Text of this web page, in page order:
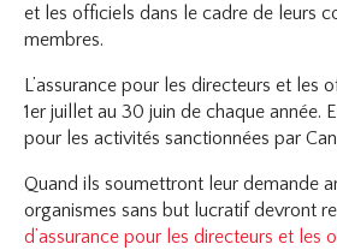
Sanction pour les activités hors
Demande d'un certificat d'assurance
Assurance pour les directeurs et les
Assurance responsabilité civile
Demande de gel de points FIS
Bénéfices aux membres
Ressources
et les officiels dans le cadre de leurs
membres.
L’assurance pour les directeurs et les
1er juillet au 30 juin de chaque année.
pour les activités sanctionnées par
Quand ils soumettront leur demande
organismes sans but lucratif devront
d’assurance pour les directeurs et les